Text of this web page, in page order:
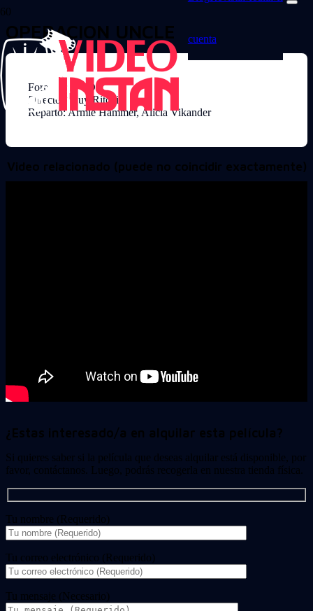
cuenta
OPERACION UNCLE
Formato: DVD
Director: Guy Ritchie
Reparto: Armie Hammer, Alicia Vikander
Video relacionado (puede no coincidir exactamente)
¿Estas interesado/a en alquilar esta película?
Si quieres saber si la película que deseas alquilar está disponible, por
favor, contáctanos. Luego, podrás recogerla en nuestra tienda física.
Tu nombre (Requerido)
Tu correo electrónico (Requerido)
Tu mensaje (Necesario)